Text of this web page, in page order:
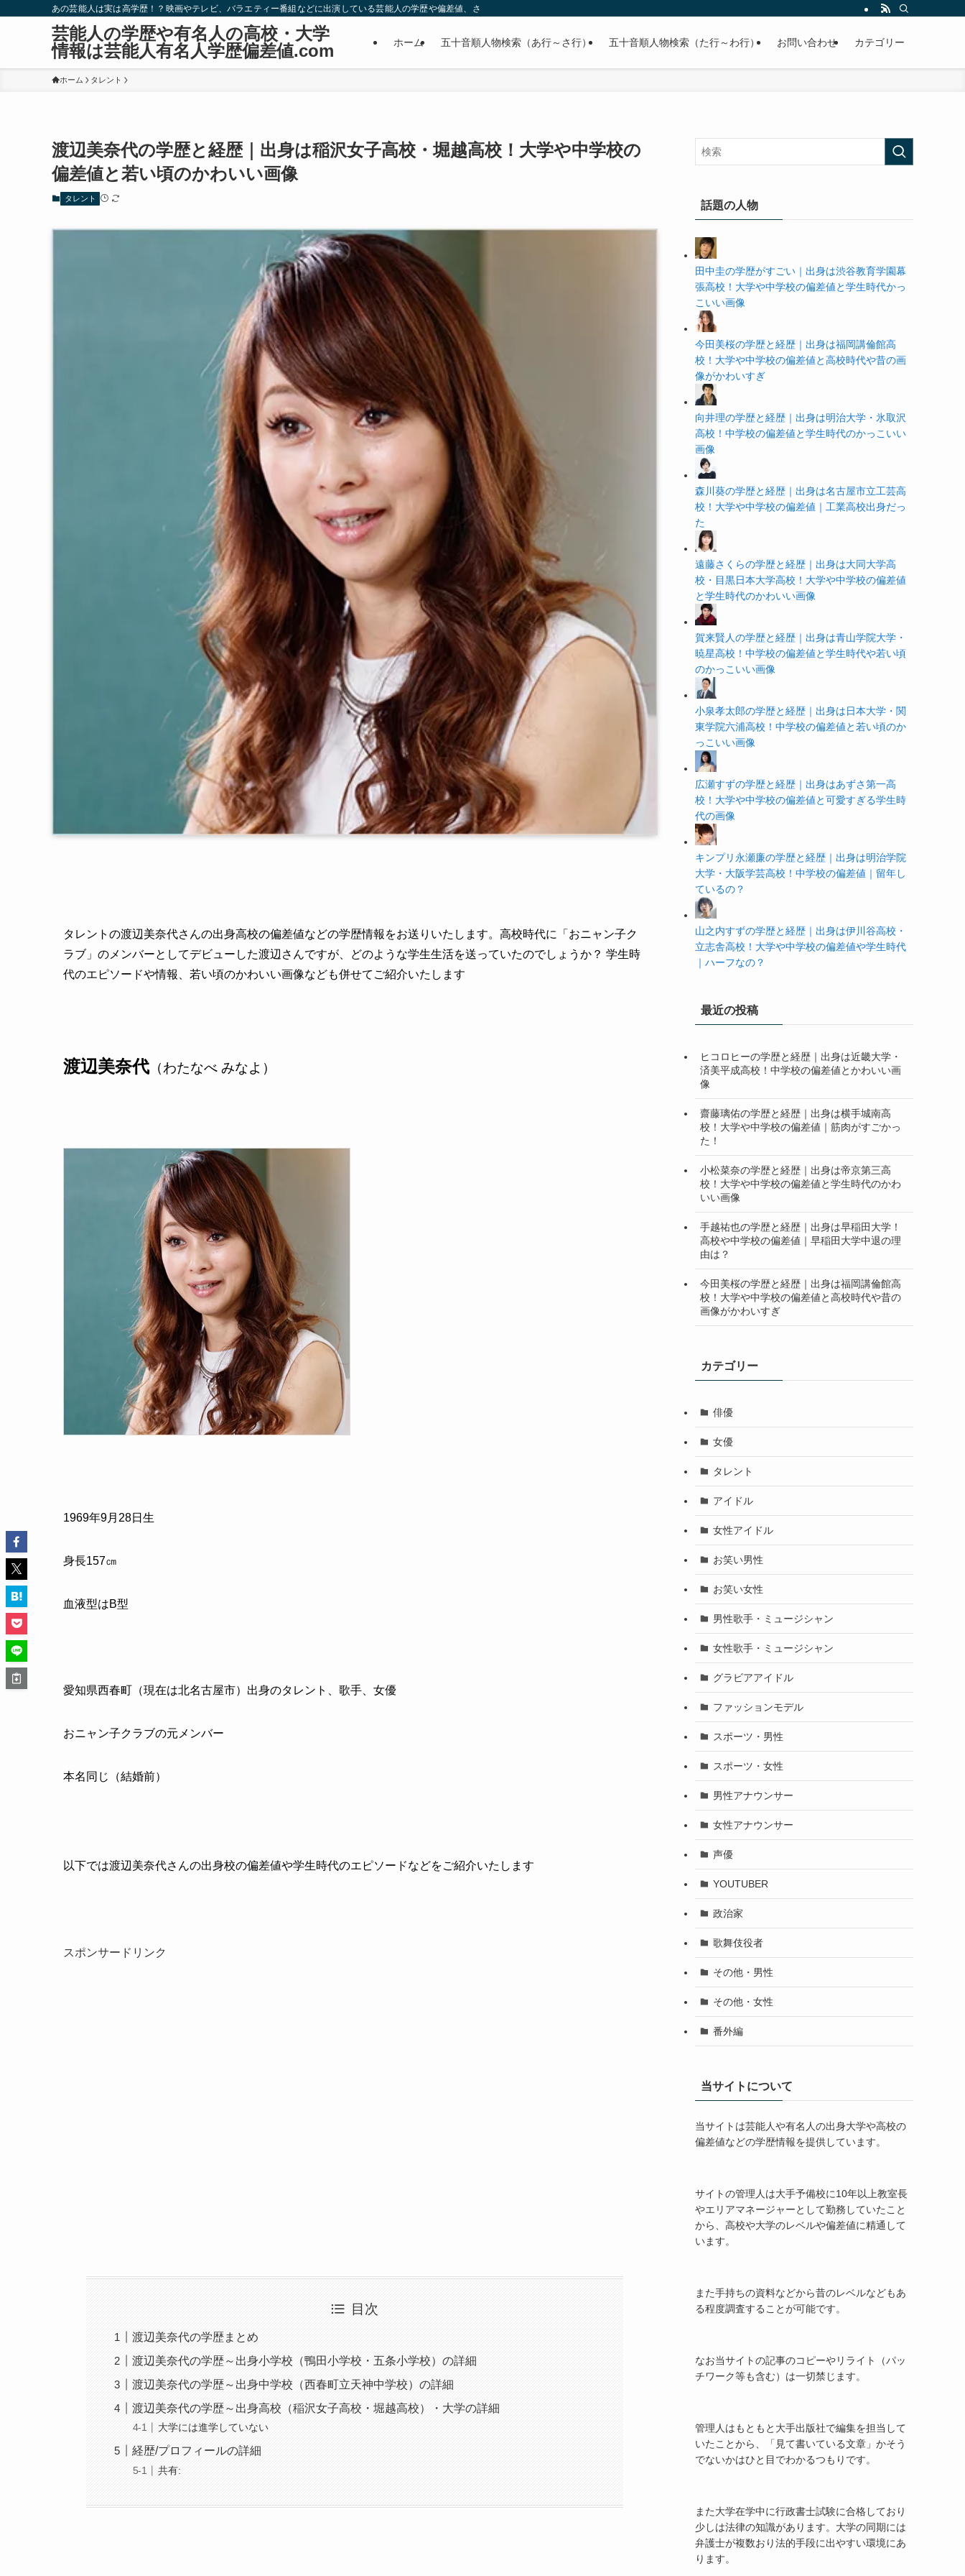
あの芸能人は実は高学歴！？映画やテレビ、バラエティー番組などに出演している芸能人の学歴や偏差値、さらに政治家やスポーツ選手などの有名人の学歴や高校・大学の偏差値まで紹介していきます。
芸能人の学歴や有名人の高校・大学
情報は芸能人有名人学歴偏差値.com
ホーム 五十音順人物検索（あ行～さ行） 五十音順人物検索（た行～わ行） お問い合わせ カテゴリー
ホーム タレント
渡辺美奈代の学歴と経歴｜出身は稲沢女子高校・堀越高校！大学や中学校の
偏差値と若い頃のかわいい画像
タレント
タレントの渡辺美奈代さんの出身高校の偏差値などの学歴情報をお送りいたします。高校時代に「おニャン子ク
ラブ」のメンバーとしてデビューした渡辺さんですが、どのような学生生活を送っていたのでしょうか？ 学生時
代のエピソードや情報、若い頃のかわいい画像なども併せてご紹介いたします
渡辺美奈代（わたなべ みなよ）
1969年9月 28日生
身長157㎝
血液型はB型
愛知県西春町（現在は北名古屋市）出身のタレント、歌手、女優
おニャン子クラブの元メンバー
本名同じ（結婚前）
以下では渡辺美奈代さんの出身校の偏差値や学生時代のエピソードなどをご紹介いたします
スポンサードリンク
目次
渡辺美奈代の学歴まとめ
渡辺美奈代の学歴～出身小学校（鴨田小学校・五条小学校）の詳細
渡辺美奈代の学歴～出身中学校（西春町立天神中学校）の詳細
渡辺美奈代の学歴～出身高校（稲沢女子高校・堀越高校）・大学の詳細
大学には進学していない
経歴/プロフィールの詳細
共有:
話題の人物
田中圭の学歴がすごい｜出身は渋谷教育学園幕
張高校！大学や中学校の偏差値と学生時代かっ
こいい画像
今田美桜の学歴と経歴｜出身は福岡講倫館高
校！大学や中学校の偏差値と高校時代や昔の画
像がかわいすぎ
向井理の学歴と経歴｜出身は明治大学・氷取沢
高校！中学校の偏差値と学生時代のかっこいい
画像
森川葵の学歴と経歴｜出身は名古屋市立工芸高
校！大学や中学校の偏差値｜工業高校出身だっ
た
遠藤さくらの学歴と経歴｜出身は大同大学高
校・目黒日本大学高校！大学や中学校の偏差値
と学生時代のかわいい画像
賀来賢人の学歴と経歴｜出身は青山学院大学・
暁星高校！中学校の偏差値と学生時代や若い頃
のかっこいい画像
小泉孝太郎の学歴と経歴｜出身は日本大学・関
東学院六浦高校！中学校の偏差値と若い頃のか
っこいい画像
広瀬すずの学歴と経歴｜出身はあずさ第一高
校！大学や中学校の偏差値と可愛すぎる学生時
代の画像
キンプリ永瀬廉の学歴と経歴｜出身は明治学院
大学・大阪学芸高校！中学校の偏差値｜留年し
ているの？
山之内すずの学歴と経歴｜出身は伊川谷高校・
立志舎高校！大学や中学校の偏差値や学生時代
｜ハーフなの？
最近の投稿
ヒコロヒーの学歴と経歴｜出身は近畿大学・
済美平成高校！中学校の偏差値とかわいい画
像
齋藤璃佑の学歴と経歴｜出身は横手城南高
校！大学や中学校の偏差値｜筋肉がすごかっ
た！
小松菜奈の学歴と経歴｜出身は帝京第三高
校！大学や中学校の偏差値と学生時代のかわ
いい画像
手越祐也の学歴と経歴｜出身は早稲田大学！
高校や中学校の偏差値｜早稲田大学中退の理
由は？
今田美桜の学歴と経歴｜出身は福岡講倫館高
校！大学や中学校の偏差値と高校時代や昔の
画像がかわいすぎ
カテゴリー
俳優
女優
タレント
アイドル
女性アイドル
お笑い男性
お笑い女性
男性歌手・ミュージシャン
女性歌手・ミュージシャン
グラビアアイドル
ファッションモデル
スポーツ・男性
スポーツ・女性
男性アナウンサー
女性アナウンサー
声優
YOUTUBER
政治家
歌舞伎役者
その他・男性
その他・女性
番外編
当サイトについて
当サイトは芸能人や有名人の出身大学や高校の
偏差値などの学歴情報を提供しています。
サイトの管理人は大手予備校に10年以上教室長
やエリアマネージャーとして勤務していたこと
から、高校や大学のレベルや偏差値に精通して
います。
また手持ちの資料などから昔のレベルなどもあ
る程度調査することが可能です。
なお当サイトの記事のコピーやリライト（パッ
チワーク等も含む）は一切禁じます。
管理人はもともと大手出版社で編集を担当して
いたことから、「見て書いている文章」かそう
でないかはひと目でわかるつもりです。
また大学在学中に行政書士試験に合格しており
少しは法律の知識があります。大学の同期には
弁護士が複数おり法的手段に出やすい環境にあ
ります。